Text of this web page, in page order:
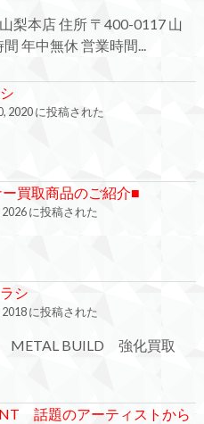
梨本店 住所 〒400-0117 山
年中無休 営業時間...
2020 に投稿された
買取商品のご紹介■
2026 に投稿された
シ
2018 に投稿された
BUILD 強化買取
話題のアーティストから